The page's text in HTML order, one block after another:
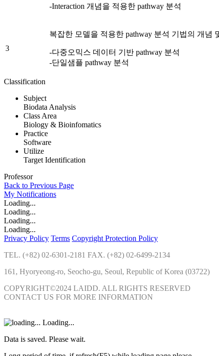
-Interaction 개념을 적용한 pathway 분석
3
복잡한 모델을 적용한 pathway 분석 기법의 개념
-다중오믹스 데이터 기반 pathway 분석
-단일샘플 pathway 분석
Classification
Subject
Biodata Analysis
Class Area
Biology & Bioinfomatics
Practice
Software
Utilize
Target Identification
Professor
Back to Previous Page
My Notifications
Loading...
Loading...
Loading...
Loading...
Privacy Policy Terms Copyright Protection Policy
TEL. (+82) 02-6301-2181 FAX. (+82) 02-6499-2134
161, Hyoryeong-ro, Seocho-gu, Seoul, Republic of Korea (03722)
COPYRIGHT©2024 LAIDD. ALL RIGHTS RESERVED
CONTACT US FOR MORE INFORMATION
Loading...
Data is saved. Please wait.